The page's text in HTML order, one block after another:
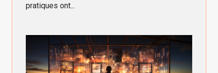
pratiques ont...